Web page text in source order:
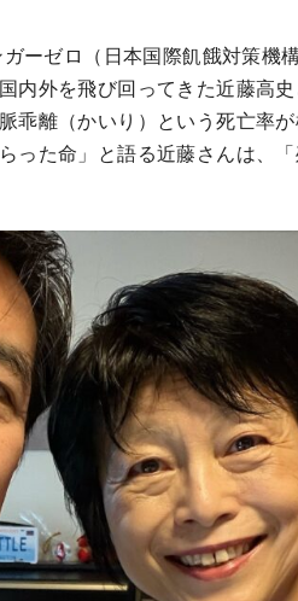
ーゼロ（日本国際飢餓対策機
内外を飛び回ってきた近藤高
離（かいり）という死亡率が
った命」と語る近藤さんは、